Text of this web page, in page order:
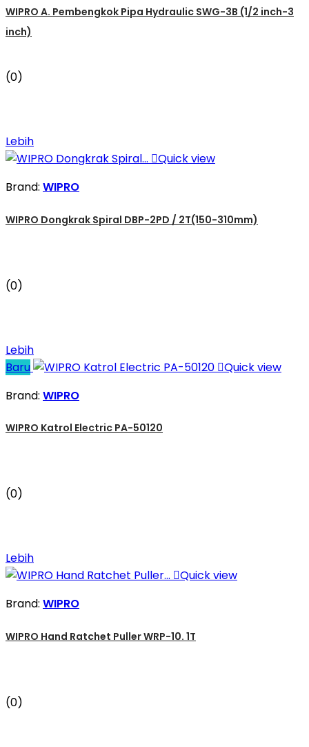
WIPRO A. Pembengkok Pipa Hydraulic SWG-3B (1/2 inch-3
inch)
(0)
Lebih
Quick view
Brand: WIPRO
WIPRO Dongkrak Spiral DBP-2PD / 2T(150-310mm)
(0)
Lebih
Baru
Quick view
Brand: WIPRO
WIPRO Katrol Electric PA-50120
(0)
Lebih
Quick view
Brand: WIPRO
WIPRO Hand Ratchet Puller WRP-10. 1T
(0)